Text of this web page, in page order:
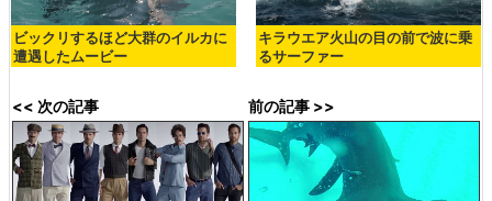
ビックリするほど大群のイルカに
遭遇したムービー
キラウエア火山の目の前で波に乗
るサーファー
<< 次の記事 前の記事 >>